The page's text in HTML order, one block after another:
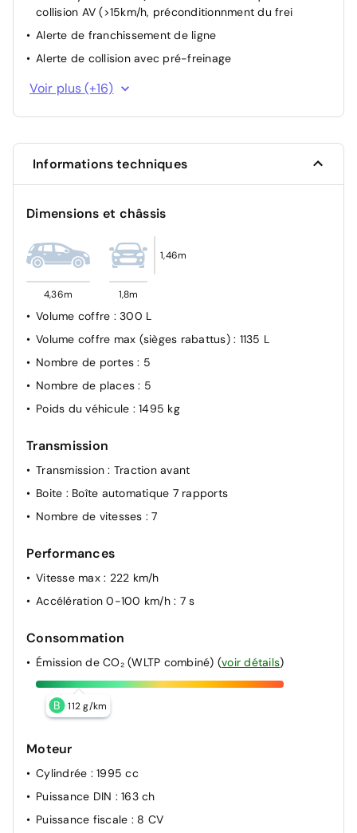
collision AV (>15km/h, préconditionnment du frei
Alerte de franchissement de ligne
Alerte de collision avec pré-freinage
Fonction d’anticipation avec assistance au freinage
Avertisseur de crevaison
Freinage d’urgence automatique (collision frontale)
Système de détection de somnolence
Protection piétons active
Détecteur d'accident (crash sensor) - Allume les feux
élargie - Assistant de démarrage en côte - Assistant
dynamique de motricité (DTC)
ABS - Système anti blocage des roues
Airbags de tête AV et aux places latérales AR
Airbags latéraux AV
Kit anti-crevaison
Voir plus (+16)
Informations techniques
Dimensions et châssis
4,36m 1,8m
1,46m
Volume coffre : 300 L
Volume coffre max (sièges rabattus) : 1135 L
Nombre de portes: 5
Nombre de places: 5
Poids du véhicule : 1495 kg
Transmission
Transmission: Traction avant
Boite : Boîte automatique 7 rapports
Nombre de vitesses : 7
Performances
Vitesse max : 222 km/h
Accélération 0-100 km/h : 7 s
Consommation
Émission de CO₂ (WLTP combiné) (voir détails)
B 112 g/km
Moteur
Cylindrée : 1995 cc
Puissance DIN : 163 ch
Puissance fiscale : 8 CV